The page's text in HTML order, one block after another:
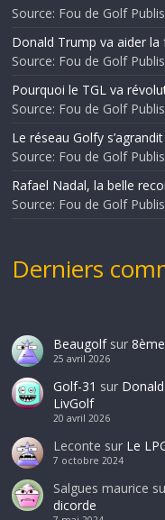
Source: Fou de Golf
Donald Trump va aider
Source: Fou de Golf
Pourquoi le TGL va
Source: Fou de Golf
Le réseau Golfy
Source: Fou de Golf
Rafael Nadal, la belle
Source: Fou de Golf
Derniers
Beaugolfsur
25 avril 2026
Golf-31 sur
LivGolf
20 avril 2026
Leconte sur Le
7 octobre 2024
Salgues maurice
dicorde